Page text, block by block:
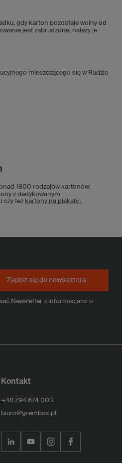
gdy karton pozostaje wolny od
jest zabrudzone, należy je
mieszczącego się w Rudzie
1800 rodzajów kartonów:
z dedykowanym
czy też kartony na plakaty i
Newsletter z informacjami o
Zapisz się do newslettera
Kontakt
+48 794 674 003
biuro@grembox.pl